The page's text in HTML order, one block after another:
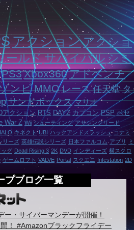
アクションアクショ
ールドサバイバルシミ
PS3Xbox360アドベンチ
ンビMMOレース 任天堂 タ
サンドボックス マリオ
アクション RTS DAYZ カプコン PSP ベセ
War Z Wii シューティング アサシンクリード
キネクト UBI ハックアンドスラッシュ コナミ
リーズ 英雄伝説シリーズ 日本ファルコム アプリ
ミ
ッグ Dead Rising 3 2K DVD インディーズ 横スクロ
ゲームロフト VALVE Portal スクエニ Infestation 2D
プブログ一覧
・サイバーマンデーが開催！
！ #Amazonブラックフライデー